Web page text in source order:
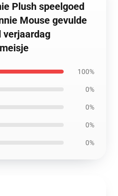
Plush speelgoed
Mouse gevulde
verjaardag
100%
0%
0%
0%
0%